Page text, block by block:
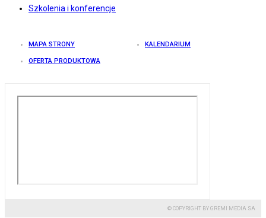
Szkolenia i konferencje
MAPA STRONY KALENDARIUM
OFERTA PRODUKTOWA
© COPYRIGHT BY GREMI MEDIA SA